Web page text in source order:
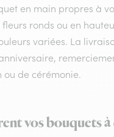
en main propres à
ronds ou en
variées. La
ou de cérémonie.
vos bouquets